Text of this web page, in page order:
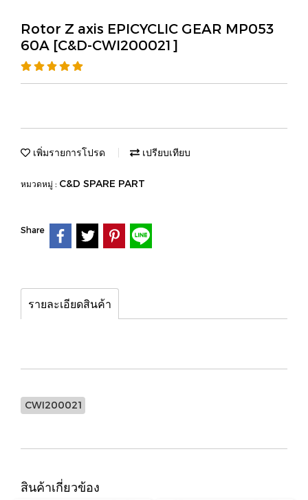
Rotor Z axis EPICYCLIC GEAR MP053
60A [C&D-CWI200021]
เพิ่มรายการโปรด เปรียบเทียบ
หมวดหมู่ : C&D SPARE PART
Share
รายละเอียดสินค้า
CWI200021
สินค้าเกี่ยวข้อง